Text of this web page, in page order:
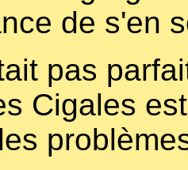
de s'en
pas
Cigales